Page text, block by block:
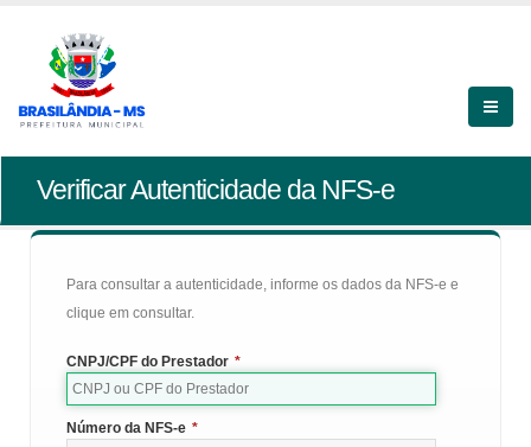
Verificar Autenticidade da NFS-e
Para consultar a autenticidade, informe os dados da NFS-e e
clique em consultar.
CNPJ/CPF do Prestador *
Número da NFS-e *